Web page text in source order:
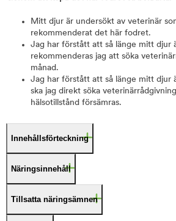
Mitt djur är undersökt av veterinär
rekommenderat det här fodret.
Jag har förstått att så länge mitt djur
rekommenderas jag att söka
månad.
Jag har förstått att så länge mitt djur
ska jag direkt söka
hälsotillstånd försämras.
Innehållsförteckning
Näringsinnehåll
Tillsatta näringsämnen